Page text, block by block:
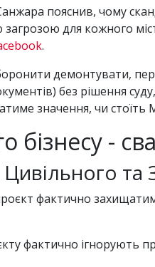
пояснив, чому
для кожного
.
демонтувати,
без рішення
значення, чи
бізнесу -
Цивільного
фактично
фактично ігнорують